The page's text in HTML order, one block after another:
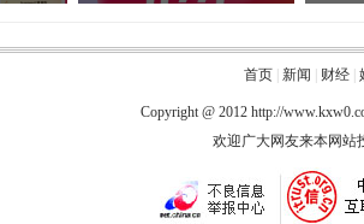
首页| 新闻 财经|
Copyright @ 2012 http://
欢迎广大网友来本网站